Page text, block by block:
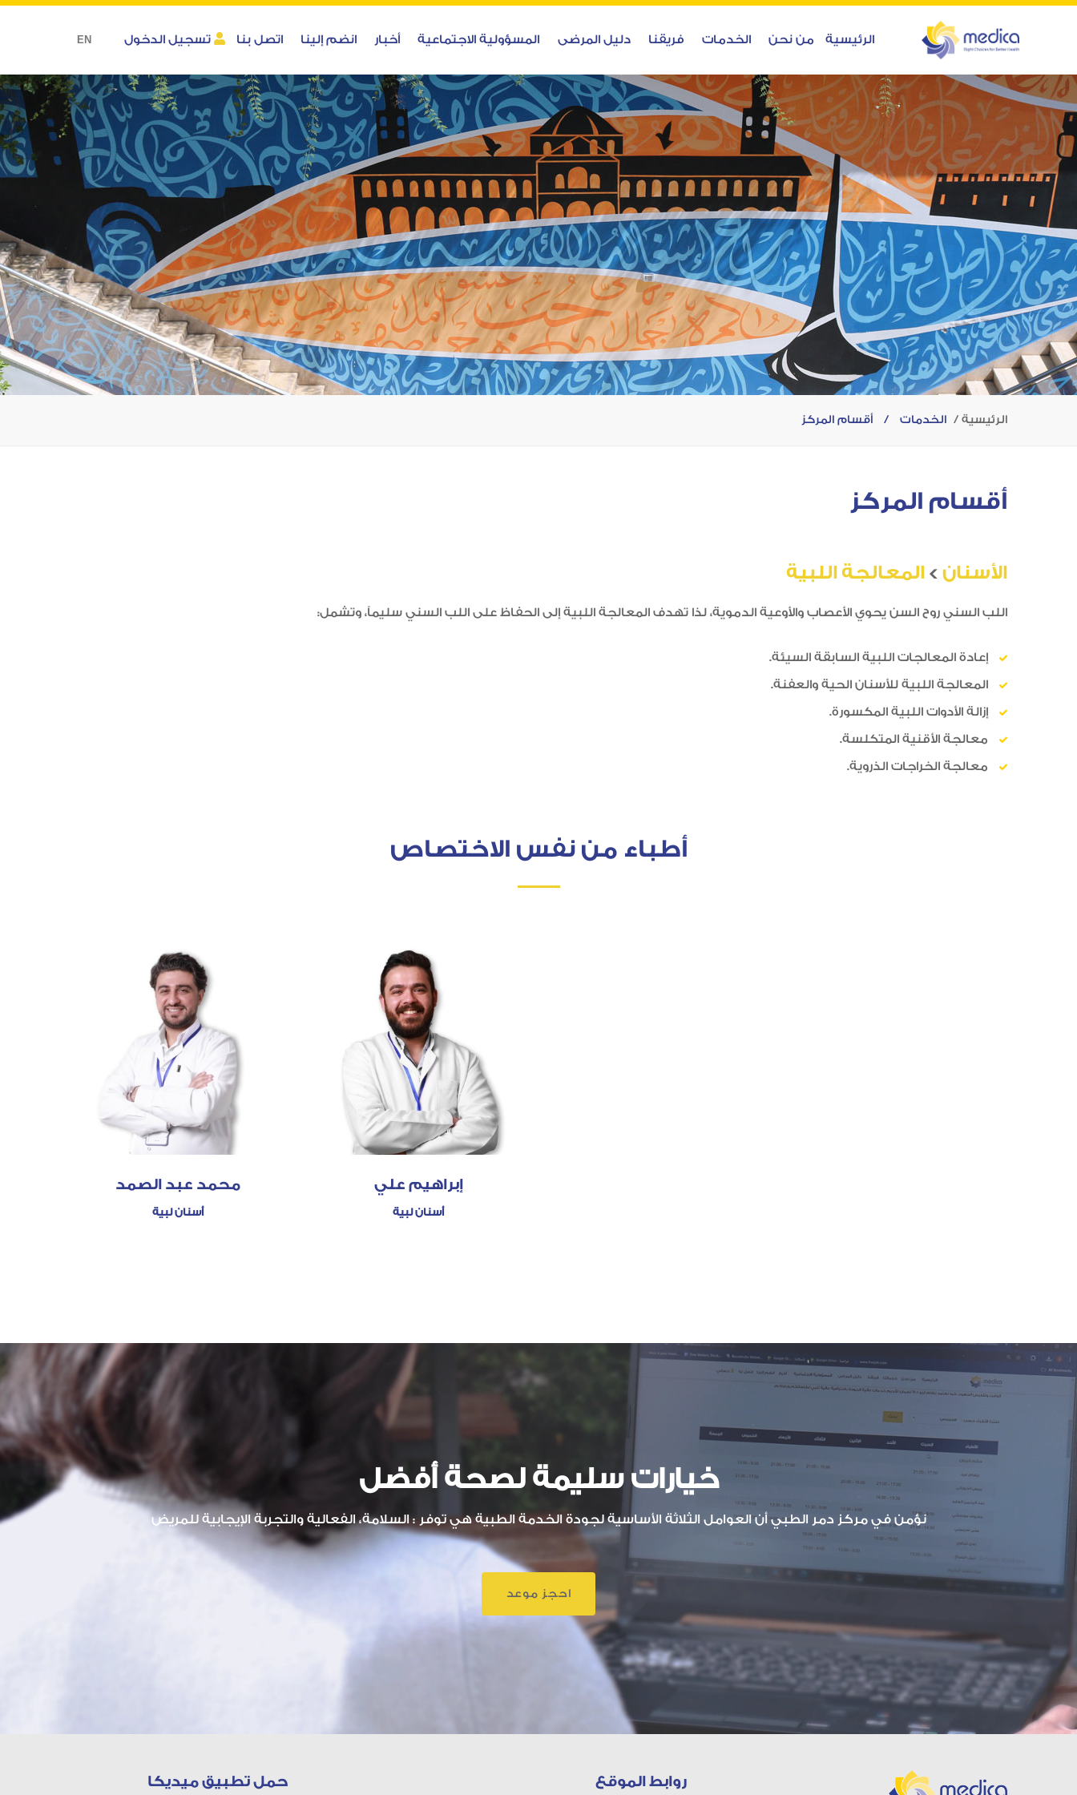
الرئيسية من نحن الخدمات فريقنا دليل المرضى المسؤولية الاجتماعية أخبار انضم إلينا اتصل بنا تسجيل الدخول EN
الرئيسية الخدمات / أقسام المركز
أقسام المركز
الأسنان > المعالجة اللبية
اللب السني روح السن يحوي الأعصاب والأوعية الدموية، لذا تهدف المعالجة اللبية إلى الحفاظ على اللب السني سليماً، وتشمل:
إعادة المعالجات اللبية السابقة السيئة.
المعالجة اللبية للأسنان الحية والعفنة.
إزالة الأدوات اللبية المكسورة.
معالجة الأقنية المتكلسة.
معالجة الخراجات الذروية.
أطباء من نفس الاختصاص
محمد عبد الصمد
أسنان لبية
إبراهيم علي
أسنان لبية
خيارات سليمة لصحة أفضل
نؤمن في مركز دمر الطبي أن العوامل الثلاثة الأساسية لجودة الخدمة الطبية هي توفر : السلامة، الفعالية والتجربة الإيجابية للمريض
احجز موعد
روابط الموقع حمل تطبيق ميديكا